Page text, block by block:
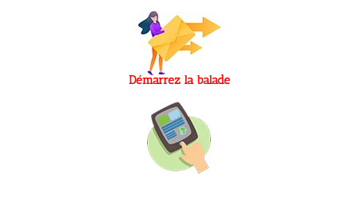
Démarrez la balade